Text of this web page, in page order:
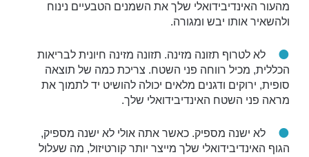
מהעור האינדיבידואלי שלך את השמנים הטבעיים נינוח
ולהשאיר אותו יבש ומגורה.
לא לטרוף תזונה מזינה. תזונה מזינה חיונית לבריאות
הכללית, מכיל רווחה פני השטח. צריכת כמה של תוצאה
סופית, ירוקים ודגנים מלאים יכולה להושיט יד לתמוך את
מראה פני השטח האינדיבידואלי שלך.
לא ישנה מספיק. כאשר אתה אולי לא ישנה מספיק,
הגוף האינדיבידואלי שלך מייצר יותר קורטיזול, מה שעלול